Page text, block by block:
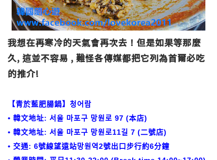
我想在再寒冷的天氣會再次去！但是如果等那麼
久, 這並不容易 , 難怪各傳媒都把它列為首爾必吃
的推介!
【青於藍肥腸鍋】청어람
• 韓文地址: 서울 마포구 망원로 97 (本店)
• 韓文地址: 서울 마포구 망원로11길 7 (二號店)
• 交通: 6號線望遠站망원역2號出口步行約6分鐘